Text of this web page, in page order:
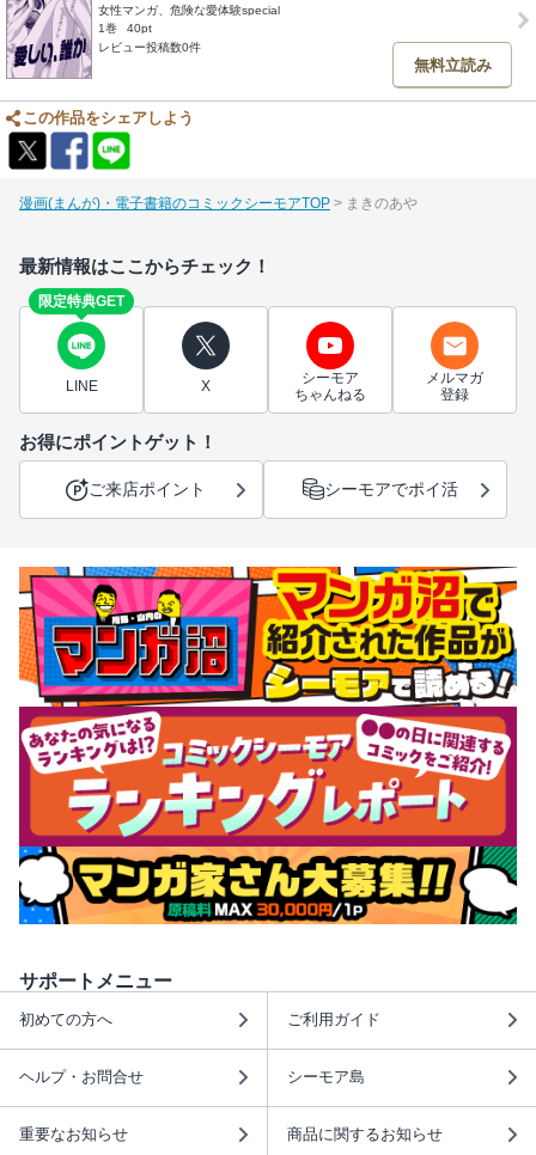
女性マンガ、危険な愛体験special
1巻
40pt
レビュー投稿数0件
無料立読み
この作品をシェアしよう
漫画(まんが)・電子書籍のコミックシーモアTOP まきのあや
最新情報はここからチェック！
限定特典GET
LINE X
シーモア
ちゃんねる
メルマガ
登録
お得にポイントゲット！
ご来店ポイント シーモアでポイ活
サポートメニュー
初めての方へ ご利用ガイド
ヘルプ・お問合せ シーモア島
重要なお知らせ 商品に関するお知らせ